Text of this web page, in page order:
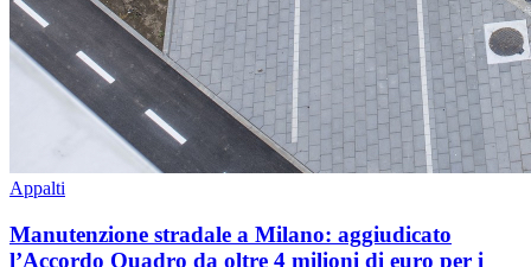
Appalti
Manutenzione stradale a Milano: aggiudicato
l’Accordo Quadro da oltre 4 milioni di euro per i